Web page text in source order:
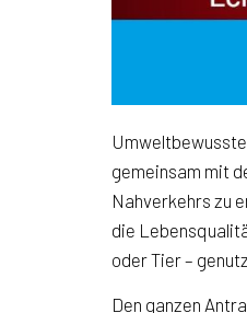
gemeinsam mit
Nahverkehrs zu
die
oder Tier –
Den ganzen